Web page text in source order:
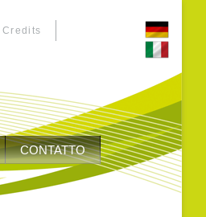
Credits
CONTATTO